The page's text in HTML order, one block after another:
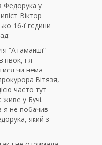
Федорука у
Віктор
16-ї години
“Атаманші”
і я
чи нема
Вітязя,
часто тут
у Бучі.
я не побачив
який з